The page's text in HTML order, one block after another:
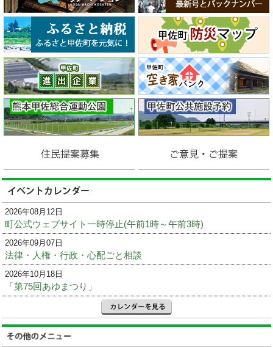
2026年08月12日
町公式ウェブサイト一時停止(午前1時～午前3時)
2026年09月07日
法律・人権・行政・心配ごと相談
2026年10月18日
「第75回あゆまつり」